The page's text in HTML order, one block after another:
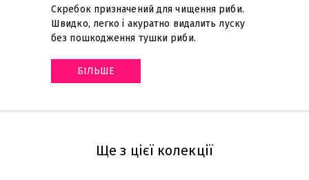
Скребок призначений для чищення риби.
Швидко, легко і акуратно видалить луску
без пошкодження тушки риби.
БІЛЬШЕ
Ще з цієї колекції